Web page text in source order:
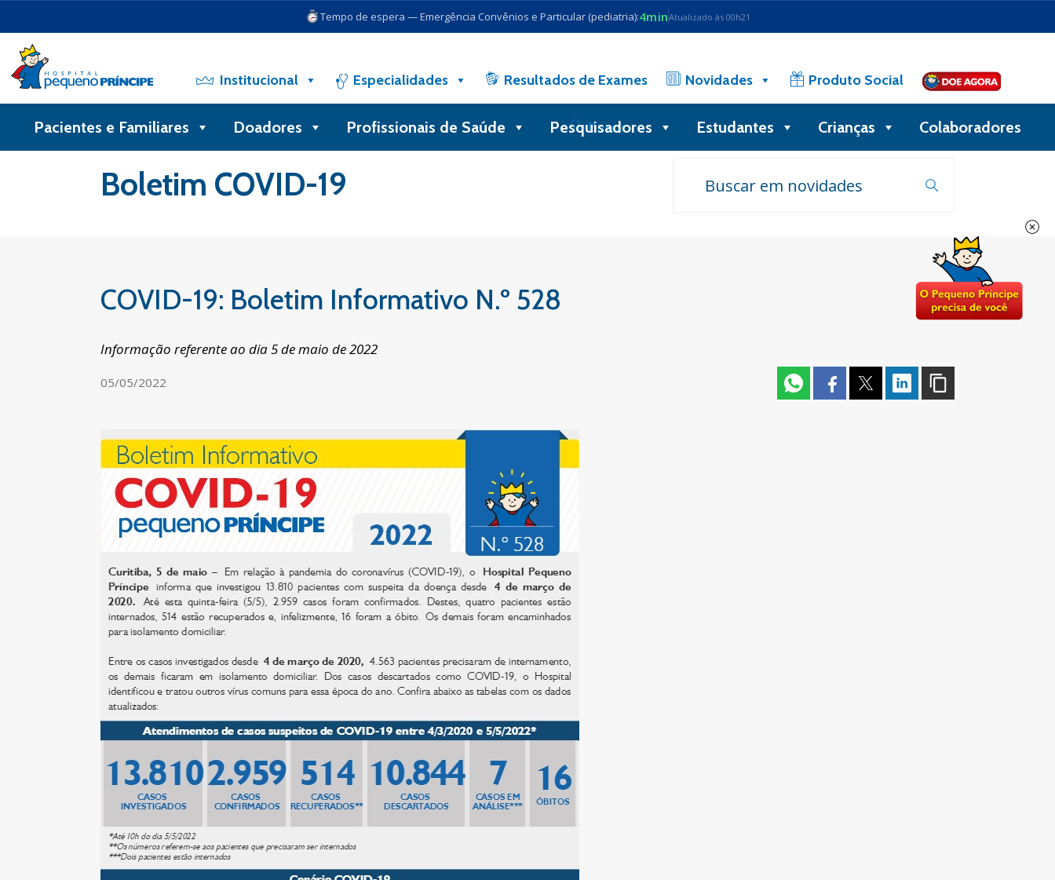
Tempo de espera — Emergência Convênios e Particular (pediatria):4minAtualizado às 00h21
Institucional Especialidades Resultados de Exames Novidades Produto Social
Busca
Pacientes e Familiares Doadores Profissionais de Saúde Pesquisadores Estudantes Crianças Colaboradores
Boletim COVID-19
COVID-19: Boletim Informativo N.º 528
Informação referente ao dia 5 de maio de 2022
05/05/2022